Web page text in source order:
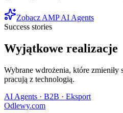
Zobacz AMP AI Agents
Success stories
Wyjątkowe realizacje
Wybrane wdrożenia, które zmieniły
pracują z technologią.
AI Agents · B2B · Eksport
Odlewy.com